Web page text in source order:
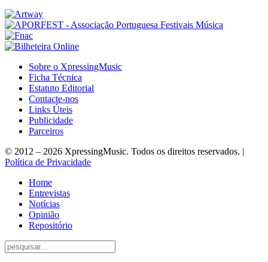
Sobre o XpressingMusic
Ficha Técnica
Estatuto Editorial
Contacte-nos
Links Úteis
Publicidade
Parceiros
© 2012 – 2026 XpressingMusic. Todos os direitos reservados. |
Política de Privacidade
Home
Entrevistas
Notícias
Opinião
Repositório